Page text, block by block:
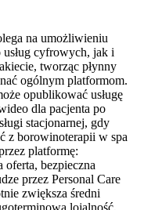
na umożliwieniu
usług cyfrowych, jak i
tworząc płynny
ogólnym platformom.
opublikować usługę
dla pacjenta po
stacjonarnej, gdy
z borowinoterapii w spa
platformę:
oferta, bezpieczna
przez Personal Care
zwiększa średni